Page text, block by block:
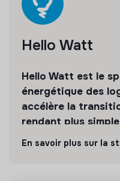
Hello Watt
Hello Watt est le
énergétique des
accélère la
rendant plus
accessible.
En savoir plus sur la